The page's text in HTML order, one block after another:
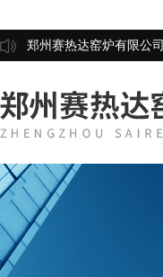
郑州赛热达窑炉有限公司